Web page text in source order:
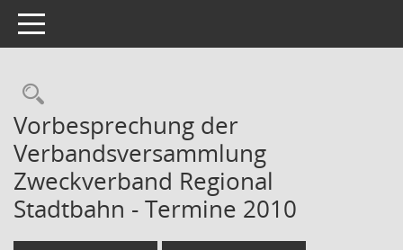
Toggle navigation
Rechercheauswahl
Vorbesprechung der
Verbandsversammlung
Zweckverband Regional
Stadtbahn - Termine 2010